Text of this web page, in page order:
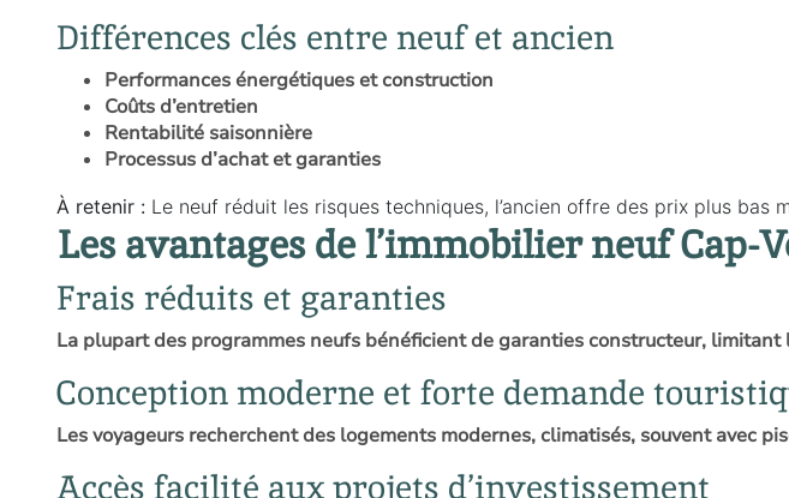
Différences clés entre neuf et ancien
Performances énergétiques et construction
Coûts d’entretien
Rentabilité saisonnière
Processus d’achat et garanties
À retenir : Le neuf réduit les risques techniques, l’ancien offre des prix plus bas
Les avantages de l’immobilier neuf Cap-
Frais réduits et garanties
La plupart des programmes neufs bénéficient de garanties constructeur,
Conception moderne et forte demande
Les voyageurs recherchent des logements modernes, climatisés, souvent avec
Accès facilité aux projets d’investissement